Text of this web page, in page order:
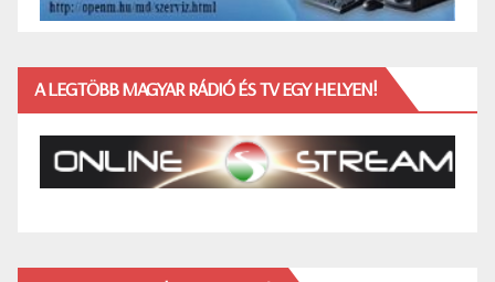
A LEGTÖBB MAGYAR RÁDIÓ ÉS TV EGY HELYEN!